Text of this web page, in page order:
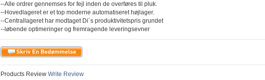
--Alle ordrer gennemses for fejl inden de overføres til pluk.
--Hovedlageret er et top moderne automatiseret højlager.
--Centrallageret har modtaget Di´s produktivitetspris grundet
--løbende optimeringer og fremragende leveringsevner
Products Review Write Review